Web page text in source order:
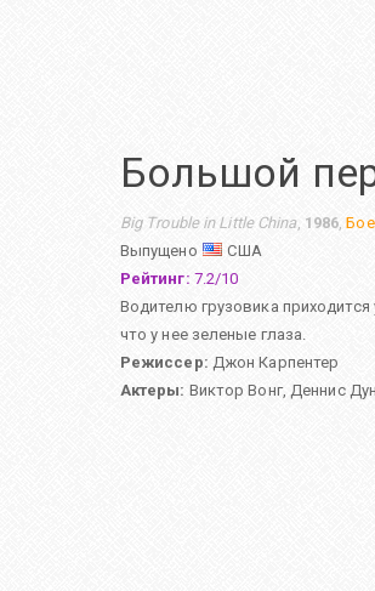
Большой
Big Trouble in Little China, 1986,
Выпущено
США
Рейтинг: 7.2/10
Водителю грузовика приходится
что у нее зеленые глаза.
Режиссер: Джон Карпентер
Актеры: Виктор Вонг, Деннис Дун